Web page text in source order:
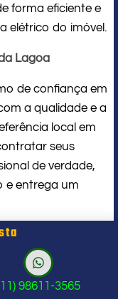
forma eficiente e
elétrico do imóvel.
Lagoa
de confiança em
a qualidade e a
local em
seus
de verdade,
e entrega um
que
um
98611-3565